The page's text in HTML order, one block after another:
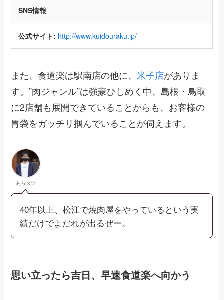
SNS情報
公式サイト: http://www.kuidouraku.jp/
また、食道楽は駅南店の他に、米子店がありま
す。”肉ジャンル”は強豪ひしめく中、島根・鳥取
に2店舗も展開できていることからも、お客様の
胃袋をガッチリ掴んでいることが伺えます。
あらタツ
40年以上、松江で焼肉屋をやっているという実
績だけでよだれが出るぜー。
思い立ったら吉日、早速食道楽へ向かう